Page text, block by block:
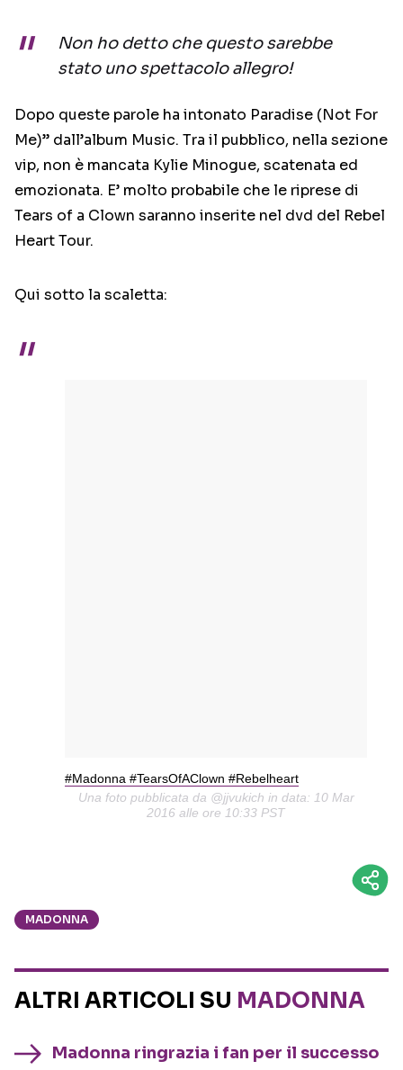
Non ho detto che questo sarebbe
stato uno spettacolo allegro!
Dopo queste parole ha intonato Paradise (Not For
Me)” dall’album Music. Tra il pubblico, nella sezione
vip, non è mancata Kylie Minogue, scatenata ed
emozionata. E’ molto probabile che le riprese di
Tears of a Clown saranno inserite nel dvd del Rebel
Heart Tour.
Qui sotto la scaletta:
#Madonna #TearsOfAClown #Rebelheart
Una foto pubblicata da @jjvukich in data: 10 Mar
2016 alle ore 10:33 PST
MADONNA
ALTRI ARTICOLI SU MADONNA
Madonna ringrazia i fan per il successo